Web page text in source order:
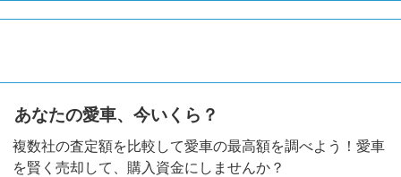
あなたの愛車、今いくら？
複数社の査定額を比較して愛車の最高額を調べよう！愛車
を賢く売却して、購入資金にしませんか？